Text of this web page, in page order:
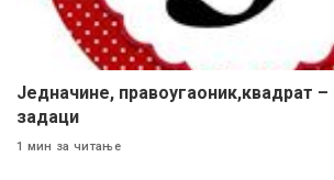
Jедначине, правоугаоник,квадрат –
задаци
1 мин за читање